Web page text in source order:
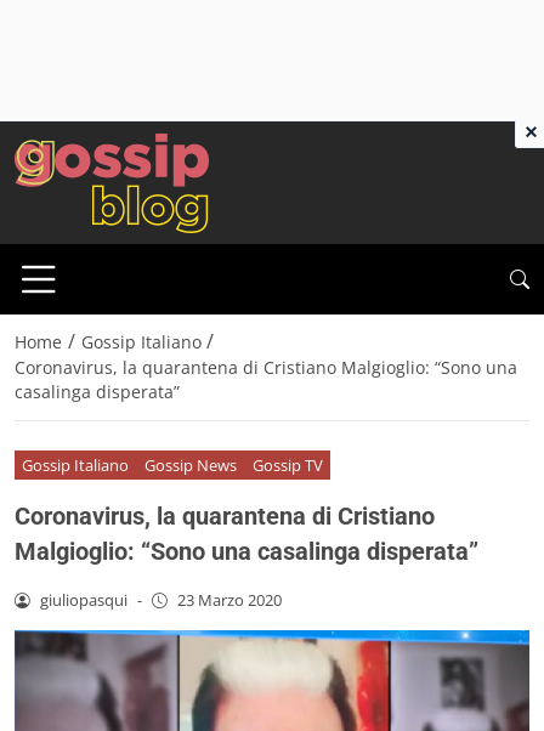
Home / Gossip Italiano /
Coronavirus, la quarantena di Cristiano Malgioglio: “Sono una
casalinga disperata”
Gossip Italiano Gossip News Gossip TV
Coronavirus, la quarantena di Cristiano
Malgioglio: “Sono una casalinga disperata”
giuliopasqui - 23 Marzo 2020
×